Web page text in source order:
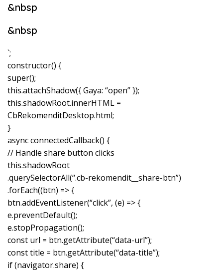
&nbsp
&nbsp
`;
constructor() {
super();
this.attachShadow({ Gaya: “open” });
this.shadowRoot.innerHTML =
CbRekomenditDesktop.html;
}
async connectedCallback() {
// Handle share button clicks
this.shadowRoot
.querySelectorAll(“.cb-rekomendit__share-btn”)
.forEach((btn) => {
btn.addEventListener(“click”, (e) => {
e.preventDefault();
e.stopPropagation();
const url = btn.getAttribute(“data-url”);
const title = btn.getAttribute(“data-title”);
if (navigator.share) {